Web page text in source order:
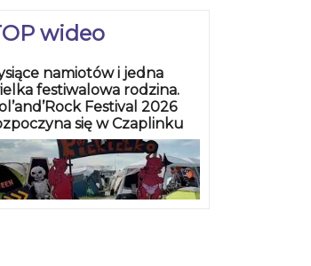
wideo
namiotów i jedna
festiwalowa rodzina.
Festival 2026
się w Czaplinku